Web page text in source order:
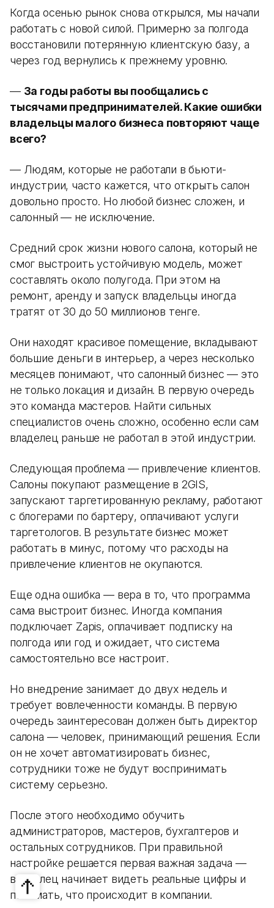
Когда осенью рынок снова открылся, мы начали
работать с новой силой. Примерно за полгода
восстановили потерянную клиентскую базу, а
через год вернулись к прежнему уровню.
— За годы работы вы пообщались с
тысячами предпринимателей. Какие ошибки
владельцы малого бизнеса повторяют чаще
всего?
— Людям, которые не работали в бьюти-
индустрии, часто кажется, что открыть салон
довольно просто. Но любой бизнес сложен, и
салонный — не исключение.
Средний срок жизни нового салона, который не
смог выстроить устойчивую модель, может
составлять около полугода. При этом на
ремонт, аренду и запуск владельцы иногда
тратят от 30 до 50 миллионов тенге.
Они находят красивое помещение, вкладывают
большие деньги в интерьер, а через несколько
месяцев понимают, что салонный бизнес — это
не только локация и дизайн. В первую очередь
это команда мастеров. Найти сильных
специалистов очень сложно, особенно если сам
владелец раньше не работал в этой индустрии.
Следующая проблема — привлечение клиентов.
Салоны покупают размещение в 2GIS,
запускают таргетированную рекламу, работают
с блогерами по бартеру, оплачивают услуги
таргетологов. В результате бизнес может
работать в минус, потому что расходы на
привлечение клиентов не окупаются.
Еще одна ошибка — вера в то, что программа
сама выстроит бизнес. Иногда компания
подключает Zapis, оплачивает подписку на
полгода или год и ожидает, что система
самостоятельно все настроит.
Но внедрение занимает до двух недель и
требует вовлеченности команды. В первую
очередь заинтересован должен быть директор
салона — человек, принимающий решения. Если
он не хочет автоматизировать бизнес,
сотрудники тоже не будут воспринимать
систему серьезно.
После этого необходимо обучить
администраторов, мастеров, бухгалтеров и
остальных сотрудников. При правильной
настройке решается первая важная задача —
владелец начинает видеть реальные цифры и
понимать, что происходит в компании.